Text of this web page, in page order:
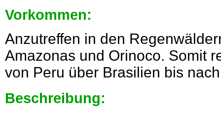
Vorkommen:
Anzutreffen in den
Amazonas und Orinoco. Somit
von Peru über Brasilien bis
Beschreibung: